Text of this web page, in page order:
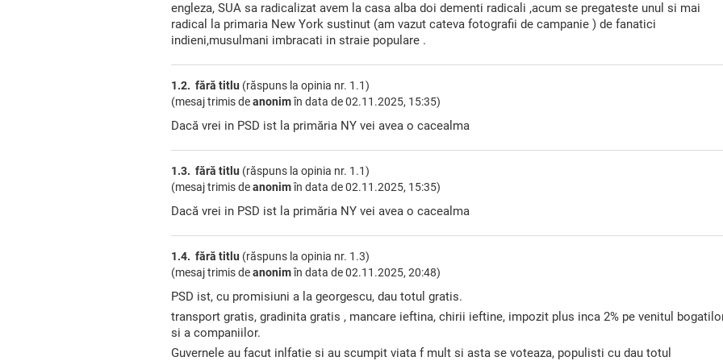
engleza, SUA sa radicalizat avem la casa alba doi dementi radicali ,acum se pregateste unul si mai
radical la primaria New York sustinut (am vazut cateva fotografii de campanie ) de fanatici
indieni,musulmani imbracati in straie populare .
1.2. fără titlu (răspuns la opinia nr. 1.1)
(mesaj trimis deanonimîn data de02.11.2025, 15:35)
Dacă vrei in PSD ist la primăria NY vei avea o cacealma
1.3. fără titlu (răspuns la opinia nr. 1.1)
(mesaj trimis deanonimîn data de02.11.2025, 15:35)
Dacă vrei in PSD ist la primăria NY vei avea o cacealma
1.4. fără titlu (răspuns la opinia nr. 1.3)
(mesaj trimis deanonimîn data de02.11.2025, 20:48)
PSD ist, cu promisiuni a la georgescu, dau totul gratis.
transport gratis, gradinita gratis , mancare ieftina, chirii ieftine, impozit plus inca 2% pe venitul
si a companiilor.
Guvernele au facut inlfatie si au scumpit viata f mult si asta se voteaza, populisti cu dau totul